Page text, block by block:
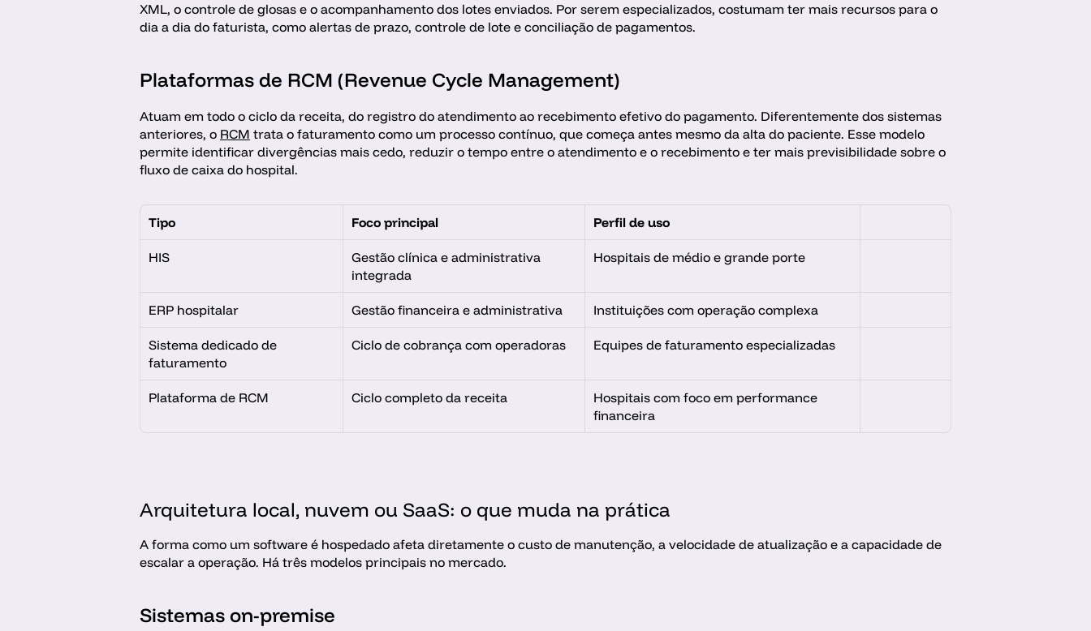
XML, o controle de glosas e o acompanhamento dos lotes enviados. Por serem especializados, costumam ter mais recursos para o
dia a dia do faturista, como alertas de prazo, controle de lote e conciliação de pagamentos.
Plataformas de RCM (Revenue Cycle Management)
Atuam em todo o ciclo da receita, do registro do atendimento ao recebimento efetivo do pagamento. Diferentemente dos sistemas
anteriores, o RCM trata o faturamento como um processo contínuo, que começa antes mesmo da alta do paciente. Esse modelo
permite identificar divergências mais cedo, reduzir o tempo entre o atendimento e o recebimento e ter mais previsibilidade sobre o
fluxo de caixa do hospital.
Tipo Foco principal Perfil de uso
HIS
Gestão clínica e administrativa
integrada
Hospitais de médio e grande porte
ERP hospitalar Gestão financeira e administrativa Instituições com operação complexa
Sistema dedicado de
faturamento
Ciclo de cobrança com operadoras Equipes de faturamento especializadas
Plataforma de RCM Ciclo completo da receita
Hospitais com foco em performance
financeira
Arquitetura local, nuvem ou SaaS: o que muda na prática
A forma como um software é hospedado afeta diretamente o custo de manutenção, a velocidade de atualização e a capacidade de
escalar a operação. Há três modelos principais no mercado.
Sistemas on-premise